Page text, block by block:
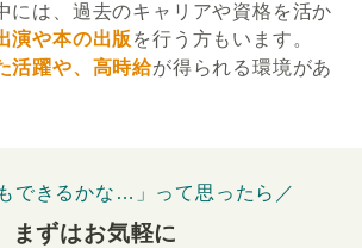
には、過去のキャリアや資格を活か
演や本の出版 を行う方もいます。
活躍や、高時給が得られる環境があ
できるかな…」って思ったら／
まずはお気軽に